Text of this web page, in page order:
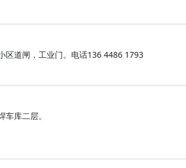
区道闸，工业门。电话136 4486 1793
库二层。